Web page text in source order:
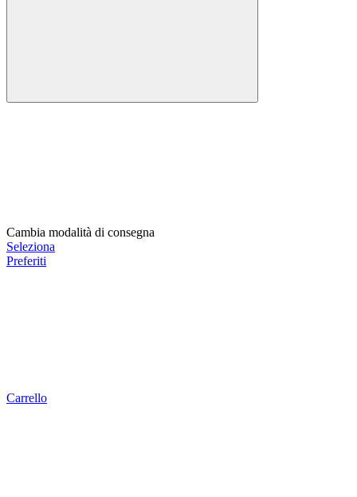
Cambia modalità di consegna
Seleziona
Preferiti
Carrello